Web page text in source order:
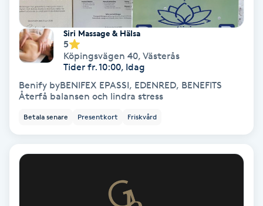
Headspa
Healing
Herrklippning
HIFU
Hollywood Peel
Siri Massage & Hälsa
5
Köpingsvägen 40, Västerås
Tider fr. 10:00, Idag
Benify byBENIFEX EPASSI, EDENRED, BENEFITS
Återfå balansen och lindra stress
Betala senare Presentkort Friskvård